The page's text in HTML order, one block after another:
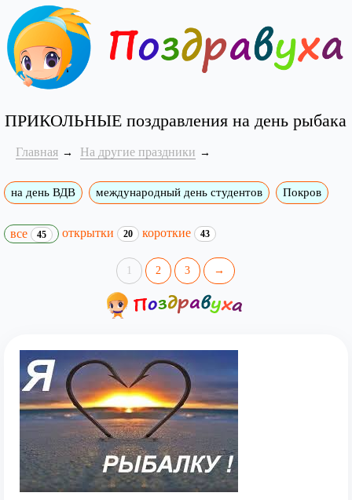
ПРИКОЛЬНЫЕ поздравления на день рыбака
Главная На другие праздники
на день ВДВ международный день студентов Покров
все 45 открытки 20 короткие 43
1 2 3 →